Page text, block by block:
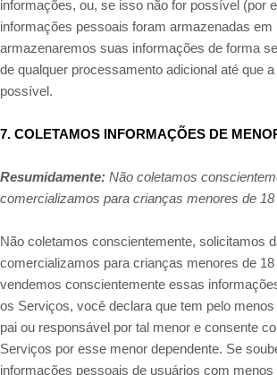
informações, ou, se isso não for possível (por
informações pessoais foram armazenadas em
armazenaremos suas informações de forma
de qualquer processamento adicional até que
possível.
7. COLETAMOS INFORMAÇÕES DE
Resumidamente: Não coletamos
comercializamos para crianças menores de 18
Não coletamos conscientemente, solicitamos
comercializamos para crianças menores de
vendemos conscientemente essas
os Serviços, você declara que tem pelo
pai ou responsável por tal menor e consente
Serviços por esse menor dependente. Se
informações pessoais de usuários com menos